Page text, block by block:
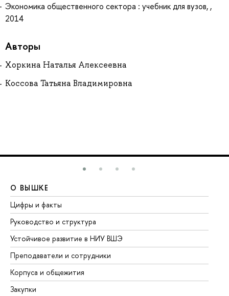
Экономика общественного сектора : учебник для вузов, ,
2014
Авторы
Хоркина Наталья Алексеевна
Коссова Татьяна Владимировна
О ВЫШКЕ
Цифры и факты
Руководство и структура
Устойчивое развитие в НИУ ВШЭ
Преподаватели и сотрудники
Корпуса и общежития
Закупки